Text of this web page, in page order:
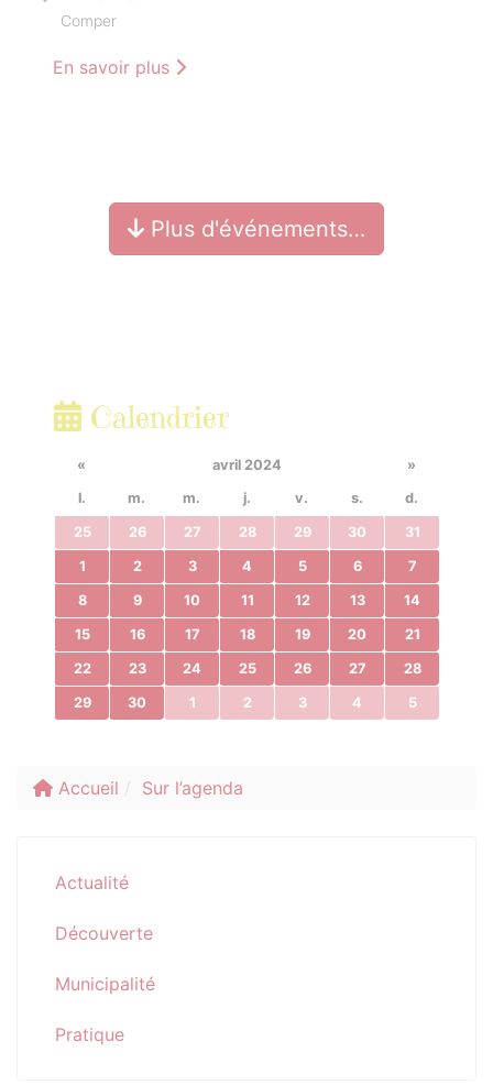
Comper
En savoir plus
Plus d'événements…
Calendrier
« avril 2024
»
l.
m. m. j. v. s. d.
25 26 27 28 29 30 31
1 2 3 4 5 6 7
8 9 10 11 12 13 14
15 16 17 18 19 20 21
22 23 24 25 26 27 28
29 30 1 2 3 4 5
Accueil Sur l’agenda
Actualité
Découverte
Municipalité
Pratique